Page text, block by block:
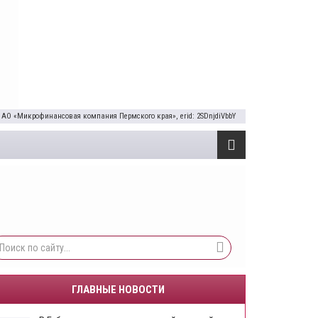
«Микрофинансовая компания Пермского края», erid: 2SDnjdiVbbY
ГЛАВНЫЕ НОВОСТИ